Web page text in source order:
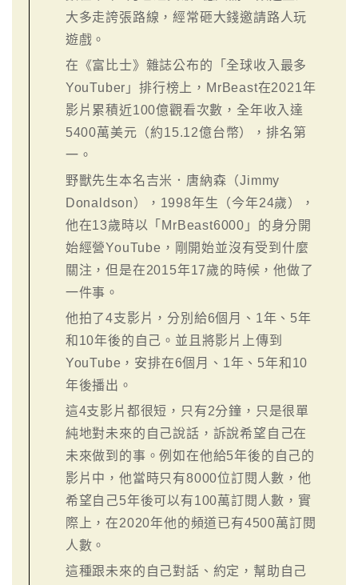
大多走誇張路線，經常砸大錢邀請路人玩
遊戲。
在《富比士》雜誌公布的「全球收入最多
YouTuber」排行榜上，MrBeast在2021年
影片累積近100億觀看次數，全年收入達
5400萬美元（約15.12億台幣），排名第
一。
野獸先生本名吉米．唐納森（Jimmy
Donaldson），1998年生（今年24歲），
他在13歲時以「MrBeast6000」的身分開
始經營YouTube，剛開始並沒有受到什麼
關注，但是在2015年17歲的時候，他做了
一件事。
他拍了4支影片，分別給6個月、1年、5年
和10年後的自己。並且將影片上傳到
YouTube，安排在6個月、1年、5年和10
年後播出。
這4支影片都很短，只有2分鐘，只是很單
純地對未來的自己說話，訴說希望自己在
未來做到的事。例如在他給5年後的自己的
影片中，他當時只有8000位訂閱人數，他
希望自己5年後可以有100萬訂閱人數，實
際上，在2020年他的頻道已有4500萬訂閱
人數。
這種跟未來的自己對話、約定，幫助自己